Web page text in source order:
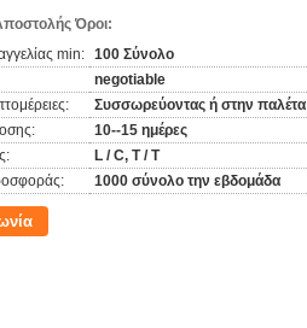
Όροι:
min: 100 Σύνολο
negotiable
Συσσωρεύοντας ή στην παλέτα
10--15 ημέρες
L / C, T / T
1000 σύνολο την εβδομάδα